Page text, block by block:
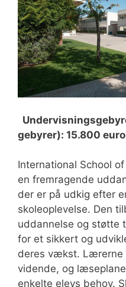
gebyrer): 15.800
International School
en fremragende
der er på udkig efter
skoleoplevelse. Den
uddannelse og støtte
for et sikkert og
deres vækst. Lærerne
vidende, og
enkelte elevs behov.